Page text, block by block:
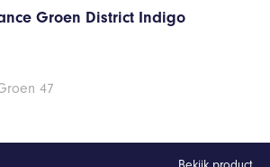
Groen District Indigo
47